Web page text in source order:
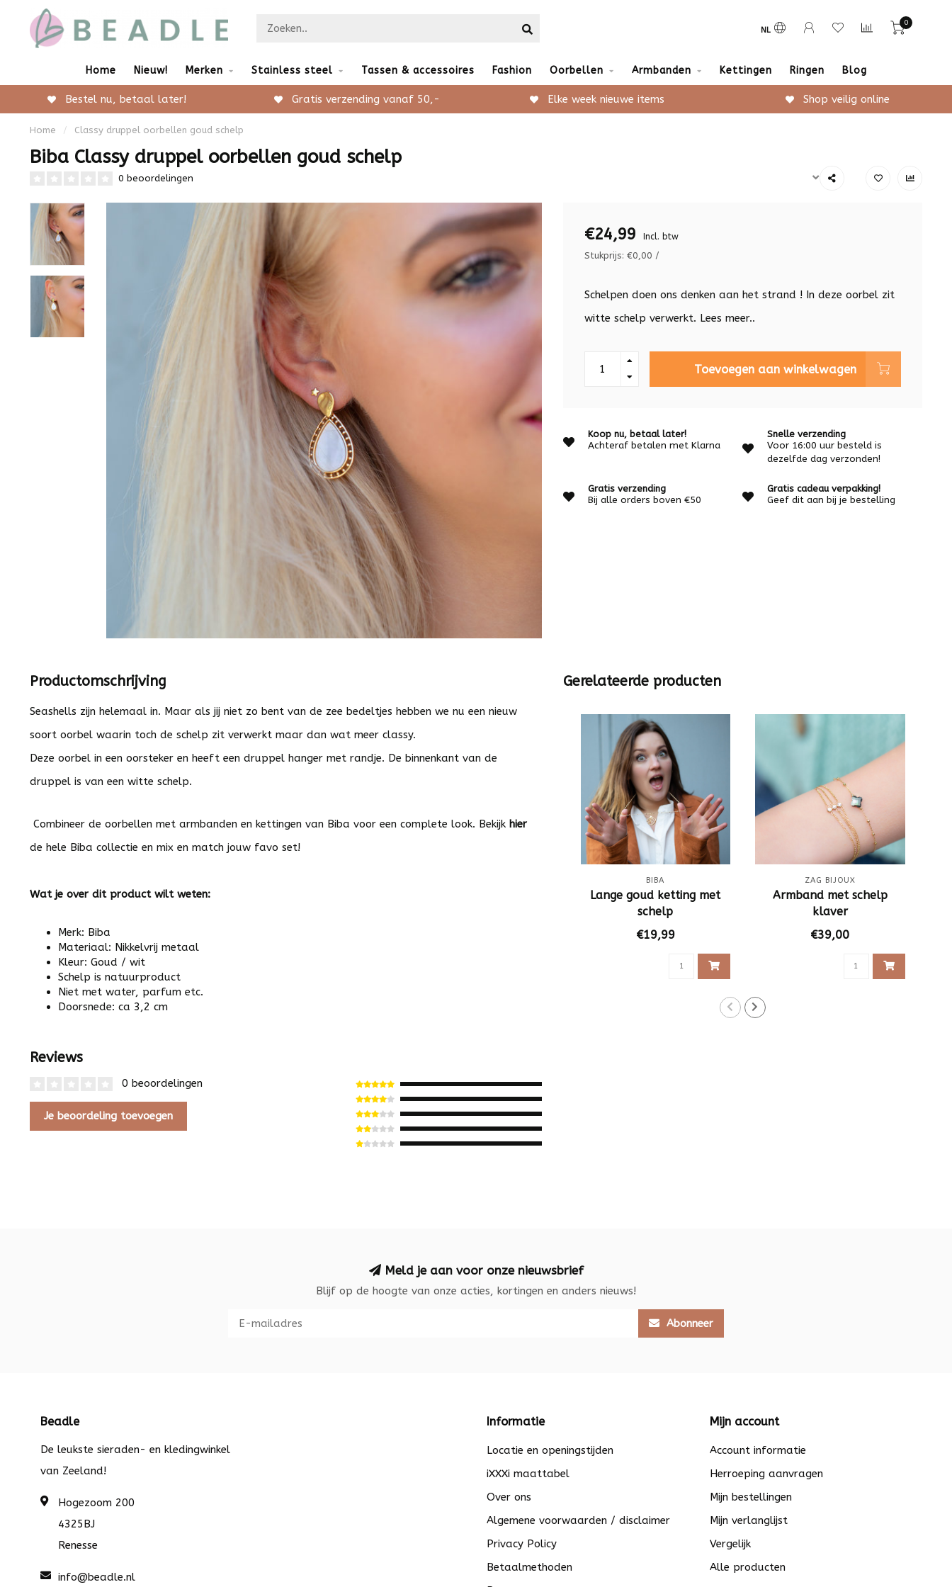
NL
0
Home Nieuw! Merken Stainless steel Tassen & accessoires Fashion Oorbellen Armbanden Kettingen Ringen Blog
Bestel nu, betaal later! Gratis verzending vanaf 50,- Elke week nieuwe items Shop veilig online
Home / Classy druppel oorbellen goud schelp
Biba Classy druppel oorbellen goud schelp
0 beoordelingen
€24,99 Incl. btw
Stukprijs: €0,00 /
Schelpen doen ons denken aan het strand ! In deze oorbel zit
witte schelp verwerkt. Lees meer..
Toevoegen aan winkelwagen
Koop nu, betaal later!
Achteraf betalen met Klarna
Snelle verzending
Voor 16:00 uur besteld is
dezelfde dag verzonden!
Gratis verzending
Bij alle orders boven €50
Gratis cadeau verpakking!
Geef dit aan bij je bestelling
Productomschrijving
Seashells zijn helemaal in. Maar als jij niet zo bent van de zee bedeltjes hebben we nu een nieuw
soort oorbel waarin toch de schelp zit verwerkt maar dan wat meer classy.
Deze oorbel in een oorsteker en heeft een druppel hanger met randje. De binnenkant van de
druppel is van een witte schelp.
Combineer de oorbellen met armbanden en kettingen van Biba voor een complete look. Bekijk hier
de hele Biba collectie en mix en match jouw favo set!
Wat je over dit product wilt weten:
Merk: Biba
Materiaal: Nikkelvrij metaal
Kleur: Goud / wit
Schelp is natuurproduct
Niet met water, parfum etc.
Doorsnede: ca 3,2 cm
Reviews
0 beoordelingen
Je beoordeling toevoegen
Gerelateerde producten
BIBA
Lange goud ketting met
schelp
€19,99
ZAG BIJOUX
Armband met schelp
klaver
€39,00
Meld je aan voor onze nieuwsbrief
Blijf op de hoogte van onze acties, kortingen en anders nieuws!
Abonneer
Beadle
De leukste sieraden- en kledingwinkel
van Zeeland!
Hogezoom 200
4325BJ
Renesse
info@beadle.nl
Informatie
Locatie en openingstijden
iXXXi maattabel
Over ons
Algemene voorwaarden / disclaimer
Privacy Policy
Betaalmethoden
Mijn account
Account informatie
Herroeping aanvragen
Mijn bestellingen
Mijn verlanglijst
Vergelijk
Alle producten